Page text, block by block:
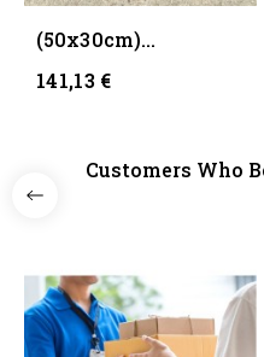
(50x30cm)
плитка (серый) S
141,13 €
Customers Who